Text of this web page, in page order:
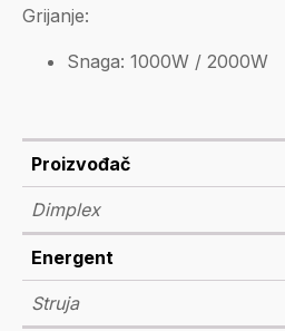
Grijanje:
Snaga: 1000W / 2000W
Proizvođač
Dimplex
Energent
Struja